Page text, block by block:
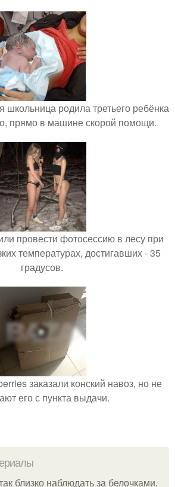
школьница родила третьего ребёнка
прямо в машине скорой помощи.
провести фотосессию в лесу при
температурах, достигавших - 35
градусов.
заказали конский навоз, но не
его с пункта выдачи.
близко наблюдать за белочками.